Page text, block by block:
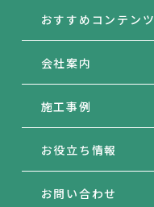
おすすめコンテンツ
会社案内
施工事例
お役立ち情報
お問い合わせ